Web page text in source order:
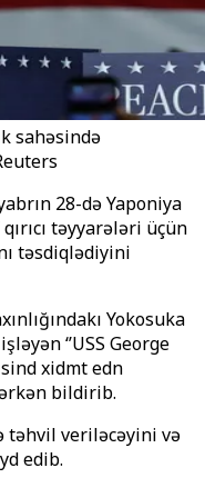
sahəsində
28-də Yaponiya
təyyarələri üçün
təsdiqlədiyini
Yokosuka
‘’USS George
xidmәt edәn
bildirib.
təhvil veriləcəyini və
edib.